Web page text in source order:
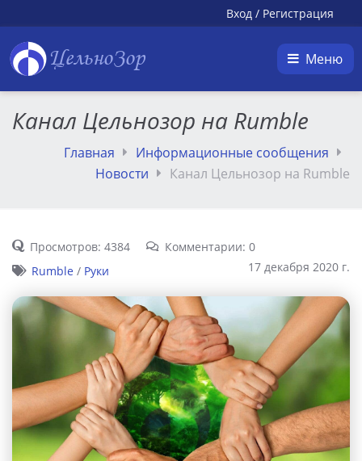
Вход / Регистрация
ЦельноЗор Меню
Канал Цельнозор на Rumble
Главная
Информационные сообщения
Новости
Канал Цельнозор на Rumble
Просмотров: 4384
Комментарии: 0
17 декабря 2020 г.
Rumble / Руки